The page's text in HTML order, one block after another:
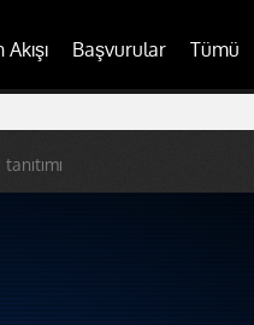
Akışı Başvurular Tümü